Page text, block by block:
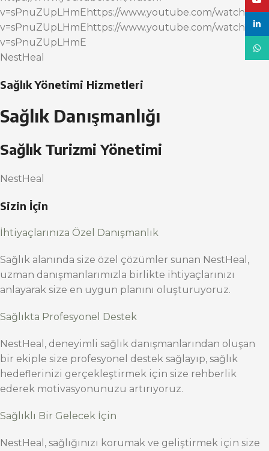
v=sPnuZUpLHmEhttps://www.youtube.com/watch?
v=sPnuZUpLHmEhttps://www.youtube.com/watch?
v=sPnuZUpLHmE
NestHeal
Sağlık Yönetimi Hizmetleri
Sağlık Danışmanlığı
Sağlık Turizmi Yönetimi
NestHeal
Sizin İçin
İhtiyaçlarınıza Özel Danışmanlık
Sağlık alanında size özel çözümler sunan NestHeal,
uzman danışmanlarımızla birlikte ihtiyaçlarınızı
anlayarak size en uygun planını oluşturuyoruz.
Sağlıkta Profesyonel Destek
NestHeal, deneyimli sağlık danışmanlarından oluşan
bir ekiple size profesyonel destek sağlayıp, sağlık
hedeflerinizi gerçekleştirmek için size rehberlik
ederek motivasyonunuzu artırıyoruz.
Sağlıklı Bir Gelecek İçin
NestHeal, sağlığınızı korumak ve geliştirmek için size